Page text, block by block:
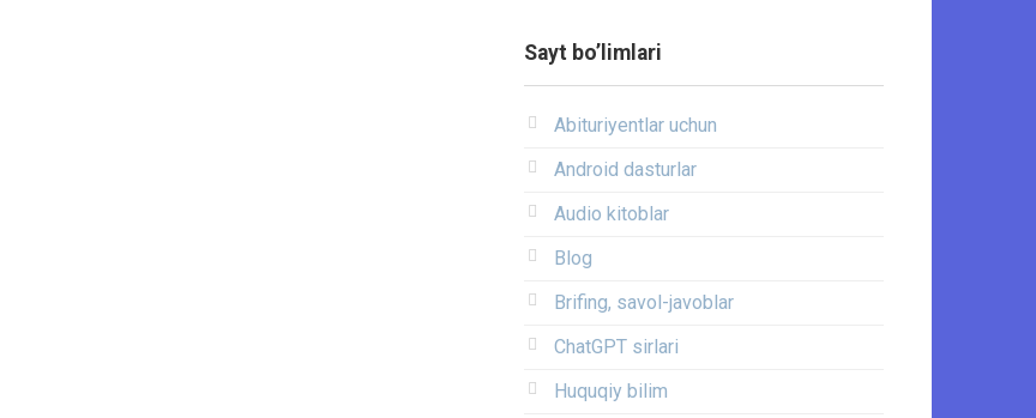
Sayt bo’limlari
Abituriyentlar uchun
Android dasturlar
Audio kitoblar
Blog
Brifing, savol-javoblar
ChatGPT sirlari
Huquqiy bilim